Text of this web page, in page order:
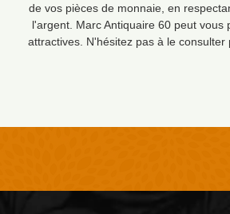
de vos pièces de monnaie, en
l'argent. Marc Antiquaire 60 peut vous
attractives. N'hésitez pas à le consulter